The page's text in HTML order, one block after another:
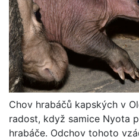
Chov hrabáčů kapských v
radost, když samice Nyota
hrabáče. Odchov tohoto